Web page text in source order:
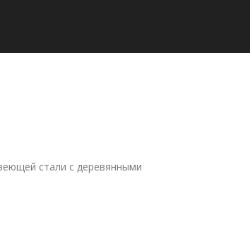
стали с деревянными